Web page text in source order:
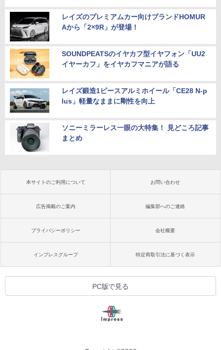
レイズのプレミアムカー向けブランドHOMUR
Aから「2×9R」が登場！
SOUNDPEATSのイヤカフ型イヤフォン「UU2
イヤーカフ」をイヤカフマニアが語る
レイズ鍛造1ピースアルミホイール「CE28 N-p
lus」軽量なままに剛性を向上
ソニーミラーレス一眼の大特集！ 見どころ記事
まとめ
本サイトのご利用について お問い合わせ
広告掲載のご案内 編集部へのご連絡
プライバシーポリシー 会社概要
インプレスグループ 特定商取引法に基づく表示
PC版で見る